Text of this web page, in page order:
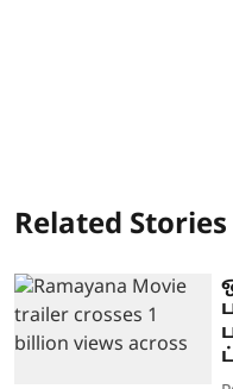
Related Stories